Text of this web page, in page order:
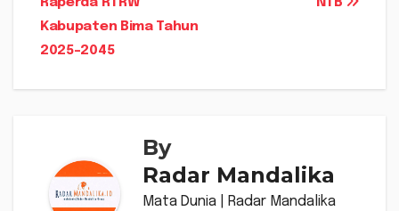
NTB
Raperda RTRW
Kabupaten Bima Tahun
2025-2045
By
Radar Mandalika
Mata Dunia | Radar Mandalika